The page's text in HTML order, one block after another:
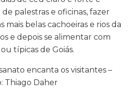
palestras e oficinas, fazer
belas cachoeiras e rios da
e depois se alimentar com
típicas de Goiás.